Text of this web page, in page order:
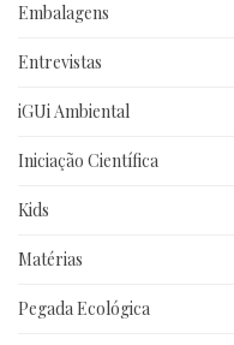
Embalagens
Entrevistas
iGUi Ambiental
Iniciação Científica
Kids
Matérias
Pegada Ecológica